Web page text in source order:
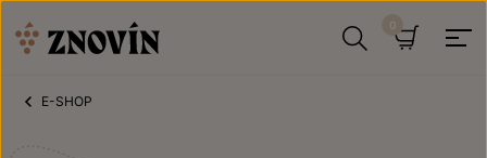
E-SHOP